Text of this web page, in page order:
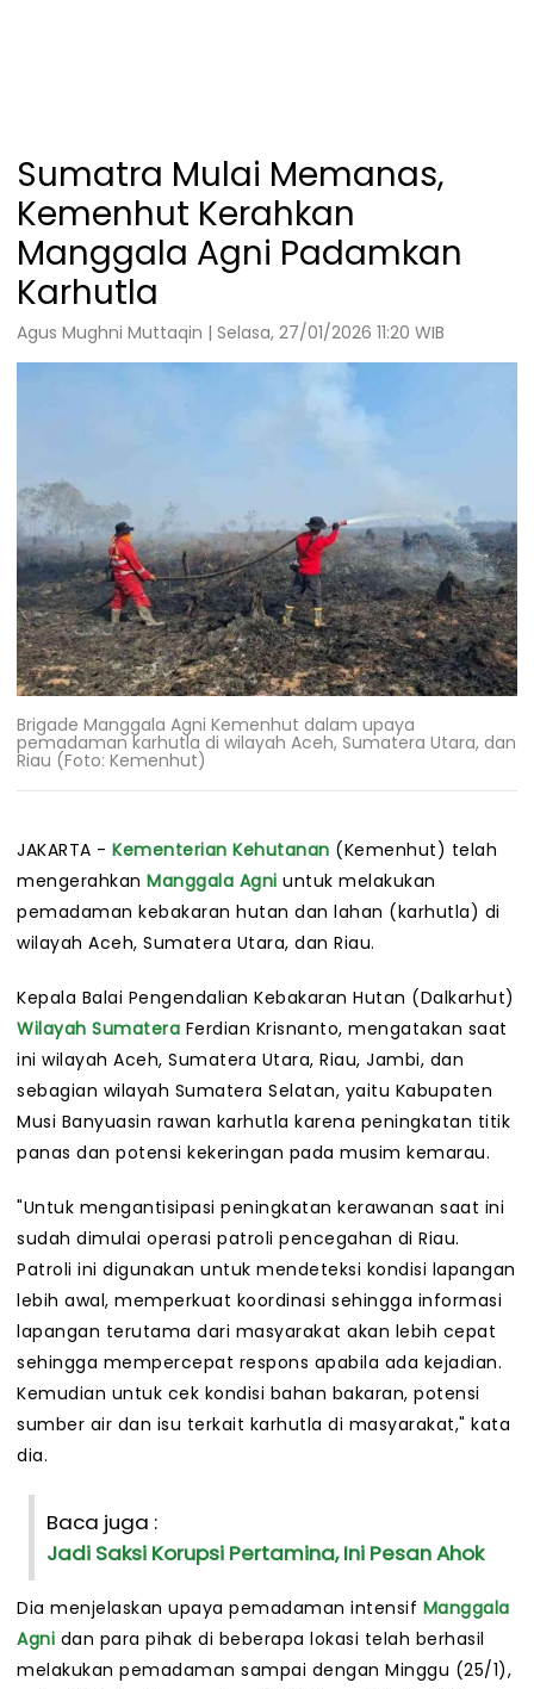
Sumatra Mulai Memanas,
Kemenhut Kerahkan
Manggala Agni Padamkan
Karhutla
Agus Mughni Muttaqin | Selasa, 27/01/2026 11:20 WIB
Brigade Manggala Agni Kemenhut dalam upaya
pemadaman karhutla di wilayah Aceh, Sumatera Utara, dan
Riau (Foto: Kemenhut)
JAKARTA - Kementerian Kehutanan (Kemenhut) telah
mengerahkan Manggala Agni untuk melakukan
pemadaman kebakaran hutan dan lahan (karhutla) di
wilayah Aceh, Sumatera Utara, dan Riau.
Kepala Balai Pengendalian Kebakaran Hutan (Dalkarhut)
Wilayah Sumatera Ferdian Krisnanto, mengatakan saat
ini wilayah Aceh, Sumatera Utara, Riau, Jambi, dan
sebagian wilayah Sumatera Selatan, yaitu Kabupaten
Musi Banyuasin rawan karhutla karena peningkatan titik
panas dan potensi kekeringan pada musim kemarau.
"Untuk mengantisipasi peningkatan kerawanan saat ini
sudah dimulai operasi patroli pencegahan di Riau.
Patroli ini digunakan untuk mendeteksi kondisi lapangan
lebih awal, memperkuat koordinasi sehingga informasi
lapangan terutama dari masyarakat akan lebih cepat
sehingga mempercepat respons apabila ada kejadian.
Kemudian untuk cek kondisi bahan bakaran, potensi
sumber air dan isu terkait karhutla di masyarakat," kata
dia.
Baca juga :
Jadi Saksi Korupsi Pertamina, Ini Pesan Ahok
Dia menjelaskan upaya pemadaman intensif Manggala
Agni dan para pihak di beberapa lokasi telah berhasil
melakukan pemadaman sampai dengan Minggu (25/1),